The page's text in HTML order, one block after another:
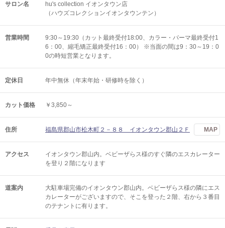
サロン名
hu's collection イオンタウン店
（ハウズコレクションイオンタウンテン）
営業時間
9:30～19:30（カット最終受付18:00、カラー・パーマ最終受付1
6：00、縮毛矯正最終受付16：00） ※当面の間は9：30～19：0
0の時短営業となります。
定休日 年中無休（年末年始・研修時を除く）
カット価格 ￥3,850～
住所 福島県郡山市松木町２－８８ イオンタウン郡山２Ｆ MAP
アクセス
イオンタウン郡山内。ベビーザらス様のすぐ隣のエスカレーター
を登り２階になります
道案内
大駐車場完備のイオンタウン郡山内。ベビーザらス様の隣にエス
カレーターがございますので、そこを登った２階、右から３番目
のテナントに有ります。